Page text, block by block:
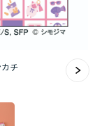
～』
宮蝶鼠と
チ